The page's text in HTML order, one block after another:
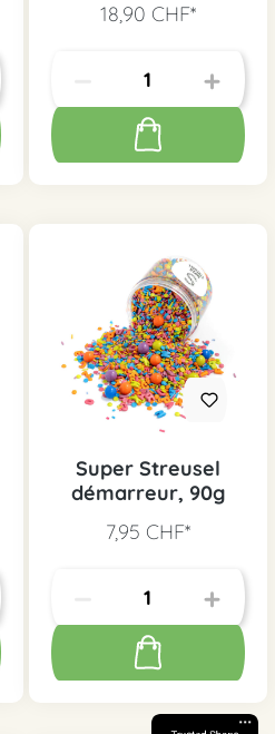
18,90 CHF*
Super Streusel
démarreur, 90g
7,95 CHF*